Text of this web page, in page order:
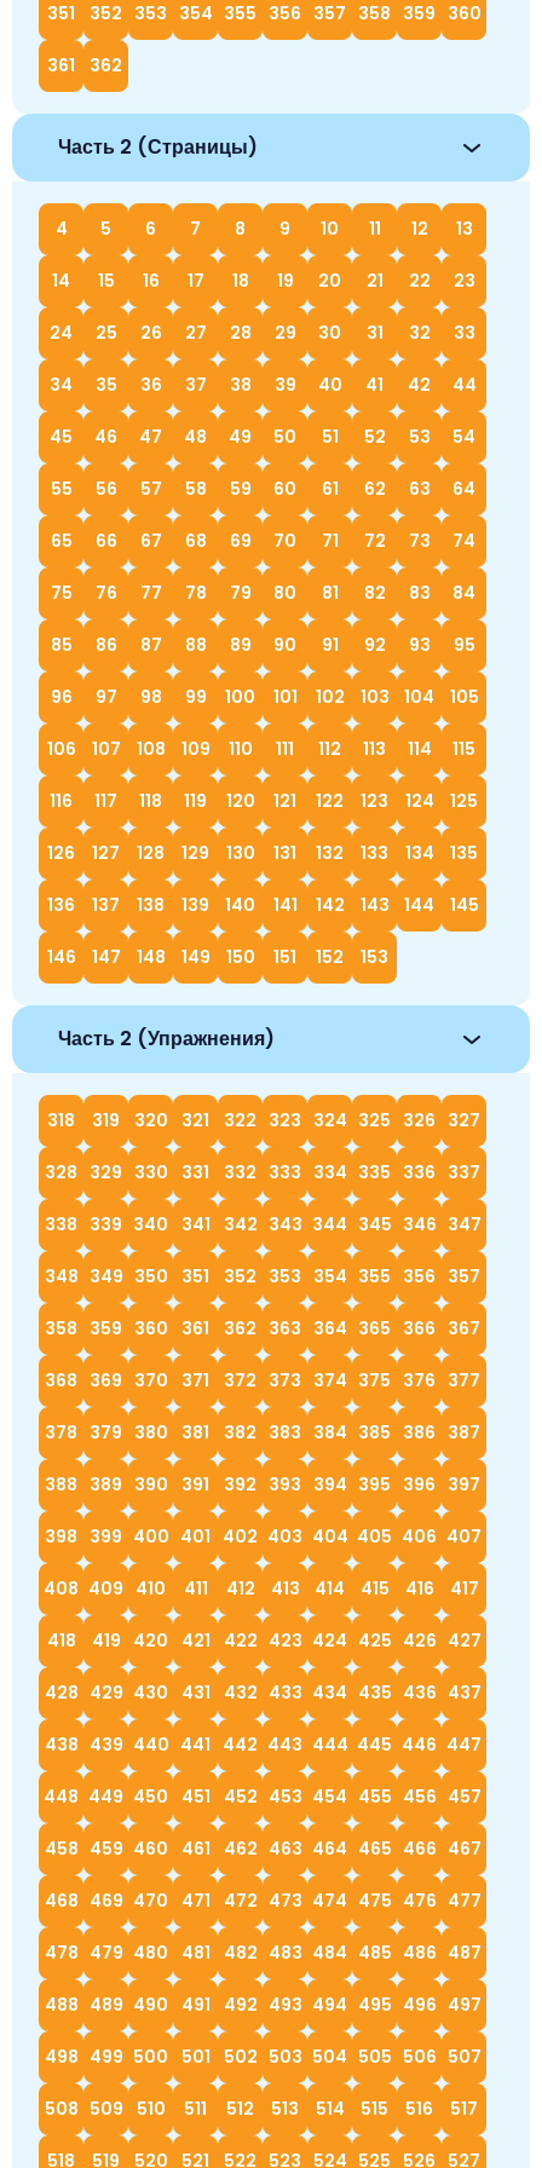
351 352 353 354 355 356 357 358 359 360
361 362
Часть 2 (Страницы)
4 5 6 7 8 9 10 11 12 13
14 15 16 17 18 19 20 21 22 23
24 25 26 27 28 29 30 31 32 33
34 35 36 37 38 39 40 41 42 44
45 46 47 48 49 50 51 52 53 54
55 56 57 58 59 60 61 62 63 64
65 66 67 68 69 70 71 72 73 74
75 76 77 78 79 80 81 82 83 84
85 86 87 88 89 90 91 92 93 95
96 97 98 99 100 101 102 103 104 105
106 107 108 109 110 111 112 113 114 115
116 117 118 119 120 121 122 123 124 125
126 127 128 129 130 131 132 133 134 135
136 137 138 139 140 141 142 143 144 145
146 147 148 149 150 151 152 153
Часть 2 (Упражнения)
318 319 320 321 322 323 324 325 326 327
328 329 330 331 332 333 334 335 336 337
338 339 340 341 342 343 344 345 346 347
348 349 350 351 352 353 354 355 356 357
358 359 360 361 362 363 364 365 366 367
368 369 370 371 372 373 374 375 376 377
378 379 380 381 382 383 384 385 386 387
388 389 390 391 392 393 394 395 396 397
398 399 400 401 402 403 404 405 406 407
408 409 410 411 412 413 414 415 416 417
418 419 420 421 422 423 424 425 426 427
428 429 430 431 432 433 434 435 436 437
438 439 440 441 442 443 444 445 446 447
448 449 450 451 452 453 454 455 456 457
458 459 460 461 462 463 464 465 466 467
468 469 470 471 472 473 474 475 476 477
478 479 480 481 482 483 484 485 486 487
488 489 490 491 492 493 494 495 496 497
498 499 500 501 502 503 504 505 506 507
508 509 510 511 512 513 514 515 516 517
518 519 520 521 522 523 524 525 526 527